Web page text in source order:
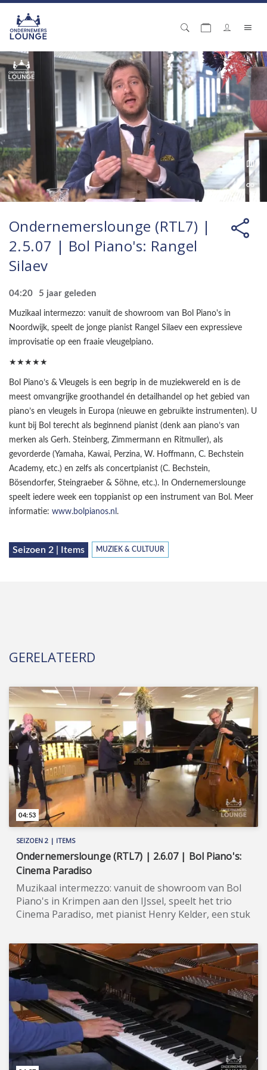
Ondernemerslounge (RTL7) |
2.5.07 | Bol Piano's: Rangel
Silaev
04:20 5 jaar geleden
Muzikaal intermezzo: vanuit de showroom van Bol Piano's in
Noordwijk, speelt de jonge pianist Rangel Silaev een expressieve
improvisatie op een fraaie vleugelpiano.
★★★★★
Bol Piano’s & Vleugels is een begrip in de muziekwereld en is de
meest omvangrijke groothandel én detailhandel op het gebied van
piano’s en vleugels in Europa (nieuwe en gebruikte instrumenten). U
kunt bij Bol terecht als beginnend pianist (denk aan piano’s van
merken als Gerh. Steinberg, Zimmermann en Ritmuller), als
gevorderde (Yamaha, Kawai, Perzina, W. Hoffmann, C. Bechstein
Academy, etc.) en zelfs als concertpianist (C. Bechstein,
Bösendorfer, Steingraeber & Söhne, etc.). In Ondernemerslounge
speelt iedere week een toppianist op een instrument van Bol. Meer
informatie: www.bolpianos.nl .
Seizoen 2 | Items MUZIEK & CULTUUR
GERELATEERD
SEIZOEN 2 | ITEMS
Ondernemerslounge (RTL7) | 2.6.07 | Bol Piano's:
Cinema Paradiso
Muzikaal intermezzo: vanuit de showroom van Bol
Piano's in Krimpen aan den IJssel, speelt het trio
Cinema Paradiso, met pianist Henry Kelder, een stuk
Vleugels is een begrip in de muziekwereld en is de
meest omvangrijke groothandel én detailhandel op
het gebied van piano’s en vleugels in Europa
(nieuwe en gebruikte instrumenten). U kunt bij Bol
terecht als beginnend pianist (denk aan piano’s van
merken als Gerh. Steinberg, Zimmermann en
Ritmuller), als gevorderde (Yamaha, Kawai, Perzina,
W. Hoffmann, C. Bechstein Academy, etc.) en zelfs als
concertpianist (C. Bechstein, Bösendorfer,
Steingraeber & Söhne, etc.). In Ondernemerslounge
04:53